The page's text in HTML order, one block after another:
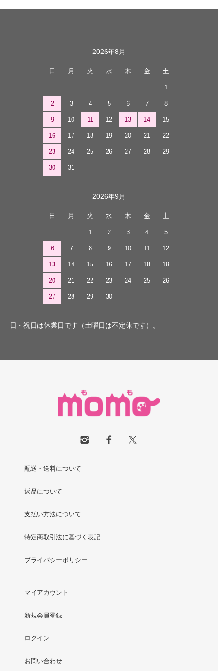
2026年8月
日 月 火 水 木 金 土
1
2 3 4 5 6 7 8
9 10 11 12 13 14 15
16 17 18 19 20 21 22
23 24 25 26 27 28 29
30 31
2026年9月
日 月 火 水 木 金 土
1 2 3 4 5
6 7 8 9 10 11 12
13 14 15 16 17 18 19
20 21 22 23 24 25 26
27 28 29 30
日・祝日は休業日です（土曜日は不定休です）。
配送・送料について
返品について
支払い方法について
特定商取引法に基づく表記
プライバシーポリシー
マイアカウント
新規会員登録
ログイン
お問い合わせ